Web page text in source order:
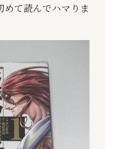
めて読んでハマりま